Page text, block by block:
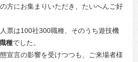
方にお集まりいただき、たいへんご好
票は100社300職種、そのうち遊技機
種でした。
宣言の影響を受けつつも、ご来場者様